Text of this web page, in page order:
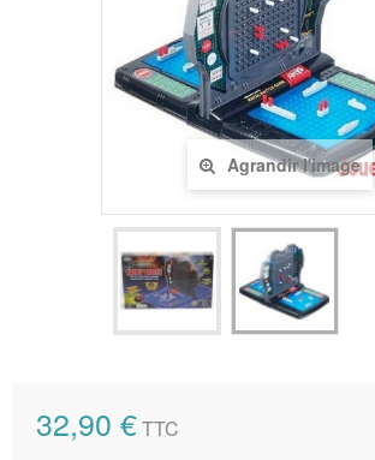
Agrandir l'image
32,90 €TTC